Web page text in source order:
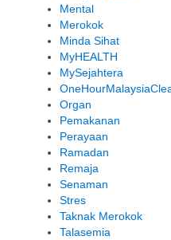
Mental
Merokok
Minda Sihat
MyHEALTH
MySejahtera
Organ
Pemakanan
Perayaan
Ramadan
Remaja
Senaman
Stres
Taknak Merokok
Talasemia